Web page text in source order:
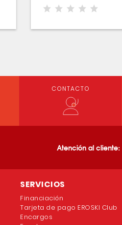
CONTACTO
Atención al cliente:
SERVICIOS
Financiación
Tarjeta de pago EROSKI Club
Encargos